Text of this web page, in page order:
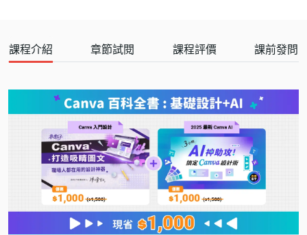
課程介紹 章節試閱 課程評價 課前發問